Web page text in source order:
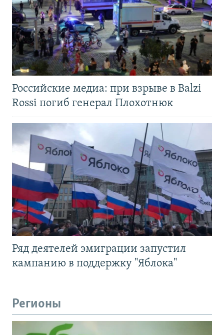
Российские медиа: при взрыве в Balzi
Rossi погиб генерал Плохотнюк
Ряд деятелей эмиграции запустил
кампанию в поддержку "Яблока"
Регионы